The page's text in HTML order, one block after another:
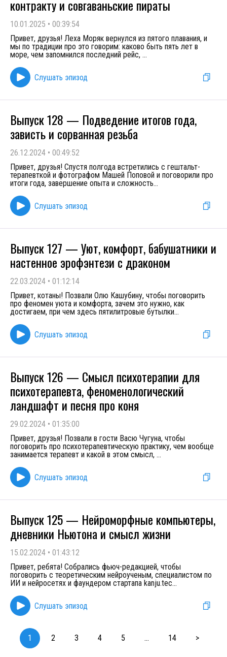
контракту и совгаваньские пираты
10.01.2025 • 00:39:54
Привет, друзья! Леха Моряк вернулся из пятого плавания, и
мы по традиции про это говорим: каково быть пять лет в
море, чем запомнился последний рейс, ...
Слушать эпизод
Выпуск 128 — Подведение итогов года,
зависть и сорванная резьба
26.12.2024 • 00:49:52
Привет, друзья! Спустя полгода встретились с гештальт-
терапевткой и фотографом Машей Поповой и поговорили про
итоги года, завершение опыта и сложность...
Слушать эпизод
Выпуск 127 — Уют, комфорт, бабушатники и
настенное эрофэнтези с драконом
22.03.2024 • 01:12:14
Привет, котаны! Позвали Олю Кашубину, чтобы поговорить
про феномен уюта и комфорта, зачем это нужно, как
достигаем, при чем здесь пятилитровые бутылки...
Слушать эпизод
Выпуск 126 — Смысл психотерапии для
психотерапевта, феноменологический
ландшафт и песня про коня
29.02.2024 • 01:35:00
Привет, друзья! Позвали в гости Васю Чугуна, чтобы
поговорить про психотерапевтическую практику, чем вообще
занимается терапевт и какой в этом смысл, ...
Слушать эпизод
Выпуск 125 — Нейроморфные компьютеры,
дневники Ньютона и смысл жизни
15.02.2024 • 01:43:12
Привет, ребята! Собрались фьюч-редакцией, чтобы
поговорить с теоретическим нейроученым, специалистом по
ИИ и нейросетях и фаундером стартапа kanju.tec...
Слушать эпизод
1 2 3 4 5 ... 14 >